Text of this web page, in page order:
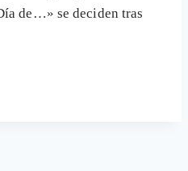
de…» se deciden tras